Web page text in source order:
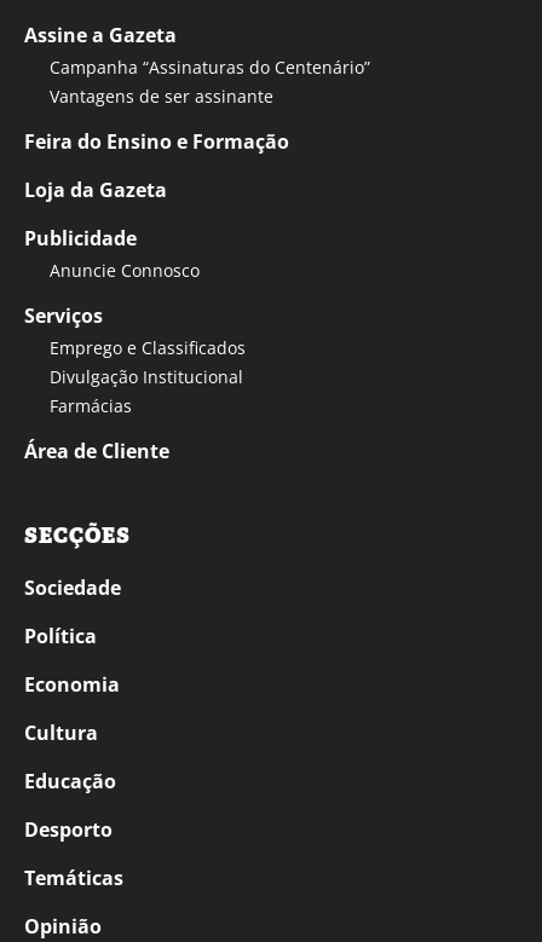
Assine a Gazeta
Campanha “Assinaturas do Centenário”
Vantagens de ser assinante
Feira do Ensino e Formação
Loja da Gazeta
Publicidade
Anuncie Connosco
Serviços
Emprego e Classificados
Divulgação Institucional
Farmácias
Área de Cliente
SECÇÕES
Sociedade
Política
Economia
Cultura
Educação
Desporto
Temáticas
Opinião